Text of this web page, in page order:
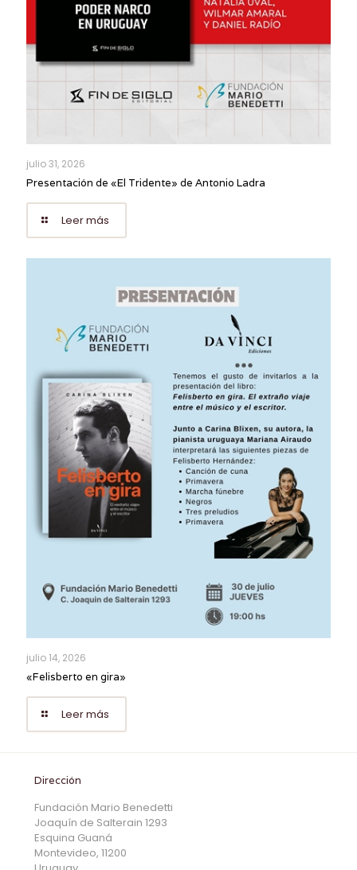
julio 31, 2026
Presentación de «El Tridente» de Antonio Ladra
Leer más
julio 14, 2026
«Felisberto en gira»
Leer más
Dirección
Fundación Mario Benedetti
Joaquín de Salterain 1293
Esquina Guaná
Montevideo, 11200